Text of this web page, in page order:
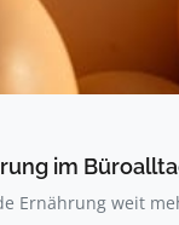
im
Ernährung weit